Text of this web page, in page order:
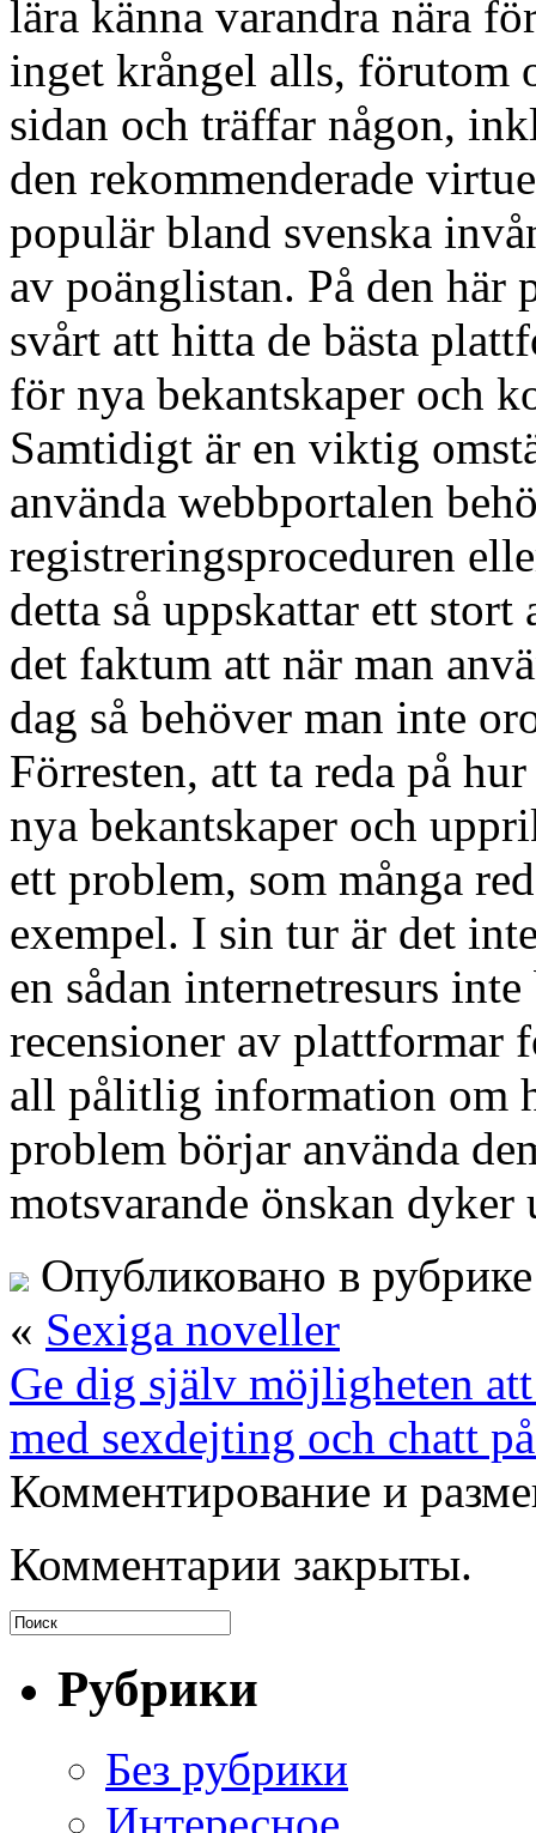
lära känna varandra nära
inget krångel alls, förutom
sidan och träffar någon,
den rekommenderade
populär bland svenska
av poänglistan. På den
svårt att hitta de bästa
för nya bekantskaper och
Samtidigt är en viktig
använda webbportalen
registreringsproceduren
detta så uppskattar ett
det faktum att när man
dag så behöver man inte
Förresten, att ta reda på
nya bekantskaper och
ett problem, som många
exempel. I sin tur är det
en sådan internetresurs
recensioner av plattformar
all pålitlig information om
problem börjar använda
motsvarande önskan dyker
Опубликовано в
« Sexiga noveller
Ge dig själv möjligheten
med sexdejting och chatt
Комментирование и
Комментарии закрыты.
Рубрики
Без рубрики
Интересное